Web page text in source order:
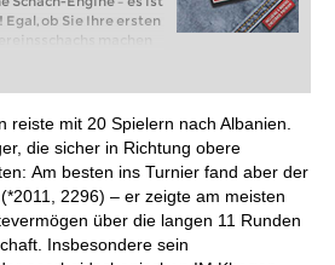
ob Sie Ihre ersten
machen
spielen: Mit
intelligenter und
reiste mit 20 Spielern nach Albanien.
die sicher in Richtung obere
Am besten ins Turnier fand aber der
2296) – er zeigte am meisten
über die langen 11 Runden
Insbesondere sein